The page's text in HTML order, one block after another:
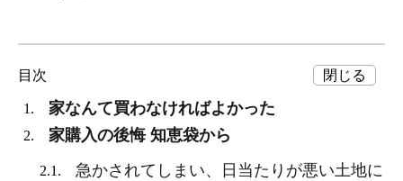
目次
1. 家なんて買わなければよかった
2. 家購入の後悔 知恵袋から
2.1. 急かされてしまい、日当たりが悪い土地に